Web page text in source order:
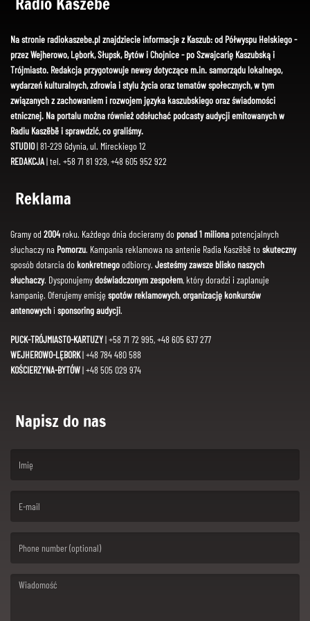
Na stronie radiokaszebe.pl znajdziecie informacje z Kaszub: od Półwyspu Helskiego -
przez Wejherowo, Lębork, Słupsk, Bytów i Chojnice - po Szwajcarię Kaszubską i
Trójmiasto. Redakcja przygotowuje newsy dotyczące m.in. samorządu lokalnego,
wydarzeń kulturalnych, zdrowia i stylu życia oraz tematów społecznych, w tym
związanych z zachowaniem i rozwojem języka kaszubskiego oraz świadomości
etnicznej. Na portalu można również odsłuchać podcasty audycji emitowanych w
Radiu Kaszëbë i sprawdzić, co graliśmy.
STUDIO| 81-229 Gdynia, ul. Mireckiego 12
REDAKCJA| tel. +58 71 81 929, +48 605 952 922
Reklama
Gramy od 2004roku. Każdego dnia docieramy do ponad 1 miliona potencjalnych
słuchaczy na Pomorzu. Kampania reklamowa na antenie Radia Kaszëbë toskuteczny
sposób dotarcia dokonkretnegoodbiorcy. Jesteśmy zawsze blisko naszych
słuchaczy. Dysponujemydoświadczonym zespołem, który doradzi i zaplanuje
kampanię. Oferujemy emisję spotów reklamowych,organizację konkursów
antenowychi sponsoring audycji.
PUCK-TRÓJMIASTO-KARTUZY| +58 71 72 995, +48 605 637 277
WEJHEROWO-LĘBORK| +48 784 480 588
KOŚCIERZYNA-BYTÓW| +48 505 029 974
Napisz do nas